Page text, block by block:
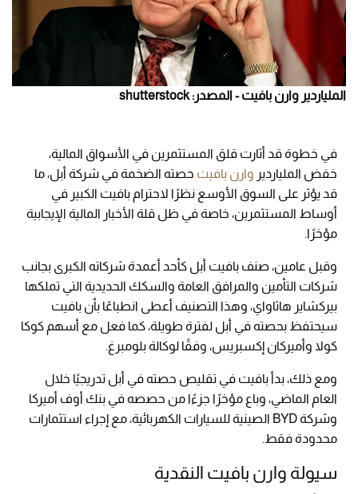
الملياردير وارن بافيت - المصدر: shutterstock
في خطوة قد أثارت قلق المستثمرين في الأسواق المالية،
خفض الملياردير وارن بافيت حصته الضخمة في شركة أبل، ما
قد يؤثر على السوق الأوسع نظرًا لاحترام بافيت الكبير في
أوساط المستثمرين، خاصة في ظل قلة الأخبار المالية الإيجابية
مؤخرًا.
وقبل عامين، صنف بافيت أبل كأحد أعمدة شركاته الكبرى بجانب
شركات التأمين والمرافق العامة والسكك الحديدية التي تملكها
بيركشاير هاثاواي، وهذا التصنيف أعطى انطباعًا بأن بافيت
سيحتفظ بحصته في أبل لفترة طويلة، كما فعل مع أسهم كوكا
كولا وأميركان إكسبريس، وفقًا لوكالة بلومبرغ.
ومع ذلك، بدأ بافيت في تقليص حصته في أبل تدريجيًا خلال
العام الماضي، وباع مؤخرًا جزءًا من حصصه في بنك أوف أميركا
وشركة BYD الصينية للسيارات الكهربائية، مع إجراء استثمارات
محدودة فقط.
سيولة وارن بافيت النقدية